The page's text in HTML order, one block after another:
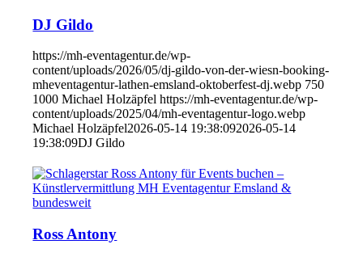
DJ Gildo
https://mh-eventagentur.de/wp-
content/uploads/2026/05/dj-gildo-von-der-wiesn-booking-
mheventagentur-lathen-emsland-oktoberfest-dj.webp 750
1000 Michael Holzäpfel https://mh-eventagentur.de/wp-
content/uploads/2025/04/mh-eventagentur-logo.webp
Michael Holzäpfel2026-05-14 19:38:092026-05-14
19:38:09DJ Gildo
Ross Antony